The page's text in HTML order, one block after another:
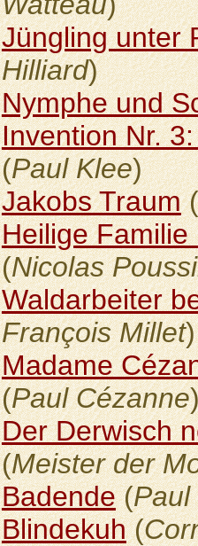
Jüngling unter
Hilliard)
Nymphe und
Invention Nr.
(Paul Klee)
Jakobs Traum(
Heilige
(Nicolas
Waldarbeiter
François Millet)
Madame
(Paul Cézanne
Der Derwisch
(Meister der
Badende(Paul
Blindekuh(